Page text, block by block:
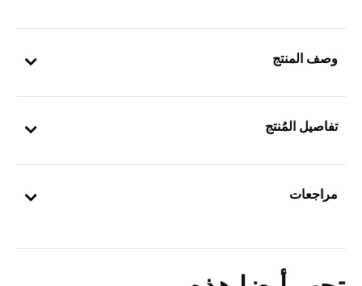
وصف المنتج
تفاصيل المُنتج
مراجعات